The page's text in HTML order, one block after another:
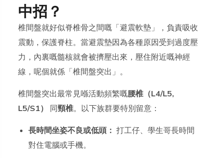
中招？
椎間盤就好似脊椎骨之間嘅「避震軟墊」，負責吸收
震動，保護脊柱。當避震墊因為各種原因受到過度壓
力，內裏嘅髓核就會被擠壓出來，壓住附近嘅神經
線，呢個就係「椎間盤突出」。
椎間盤突出最常見喺活動頻繁嘅腰椎（L4/L5,
L5/S1）
同頸椎。以下族群要特別留意：
長時間坐姿不良或低頭： 打工仔、學生哥長時間
對住電腦或手機。